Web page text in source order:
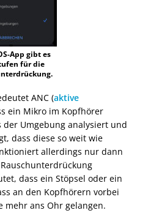
App gibt es
für die
ANC (aktive
ein Mikro im Kopfhörer
der Umgebung analysiert und
dass diese so weit wie
allerdings nur dann
dass ein Stöpsel oder ein
an den Kopfhörern vorbei
mehr ans Ohr gelangen.